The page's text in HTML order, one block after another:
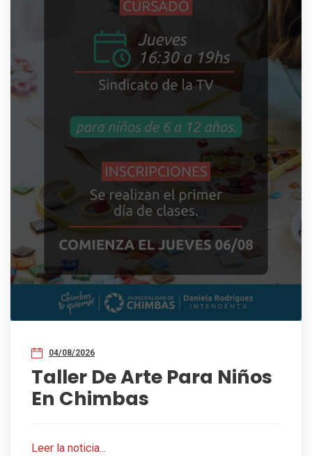
04/08/2026
Taller De Arte Para Niños
En Chimbas
Leer la noticia...